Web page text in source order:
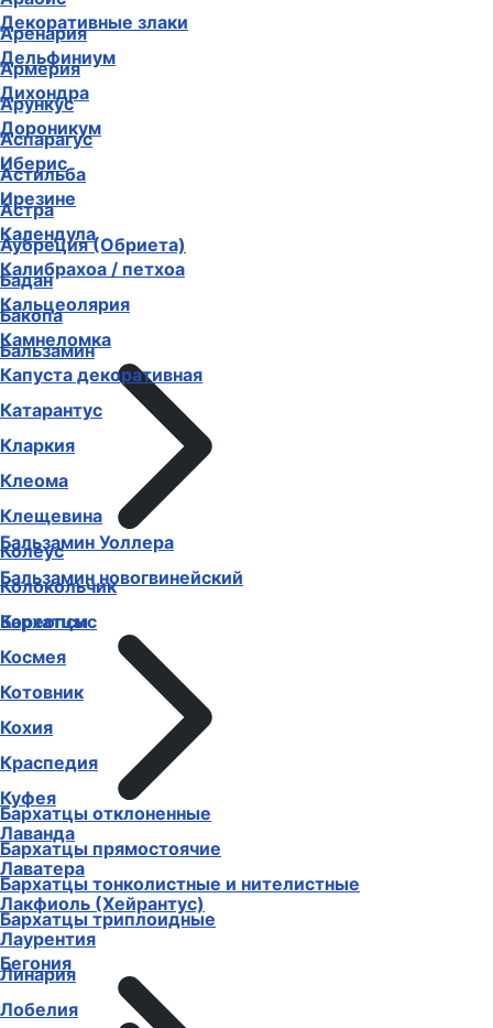
Аренария
Армерия
Арункус
Аспарагус
Астильба
Астра
Аубреция (Обриета)
Бадан
Бакопа
Бальзамин
Бальзамин Уоллера
Бальзамин новогвинейский
Бархатцы
Бархатцы отклоненные
Бархатцы прямостоячие
Бархатцы тонколистные и нителистные
Бархатцы триплоидные
Бегония
Декоративные злаки
Дельфиниум
Дихондра
Дороникум
Иберис
Ирезине
Календула
Калибрахоа / петхоа
Кальцеолярия
Камнеломка
Капуста декоративная
Катарантус
Кларкия
Клеома
Клещевина
Колеус
Колокольчик
Кореопсис
Космея
Котовник
Кохия
Краспедия
Куфея
Лаванда
Лаватера
Лакфиоль (Хейрантус)
Лаурентия
Линария
Лобелия